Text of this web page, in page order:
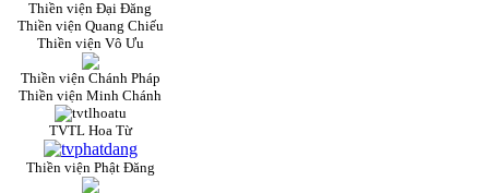
Thiền viện Đại Đăng
Thiền viện Quang Chiếu
Thiền viện Vô Ưu
Thiền viện Chánh Pháp
Thiền viện Minh Chánh
TVTL Hoa Từ
Thiền viện Phật Đăng